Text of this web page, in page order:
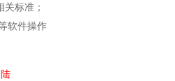
标准；
软件操作